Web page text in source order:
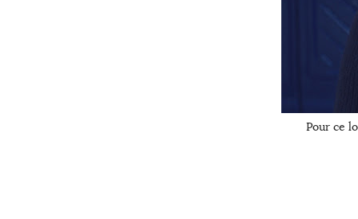
Pour ce